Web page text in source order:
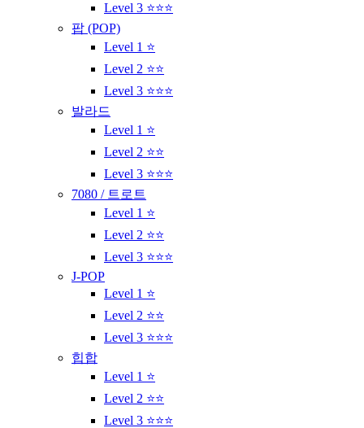
Level 3 ⭐⭐⭐
팝 (POP)
Level 1 ⭐
Level 2 ⭐⭐
Level 3 ⭐⭐⭐
발라드
Level 1 ⭐
Level 2 ⭐⭐
Level 3 ⭐⭐⭐
7080 / 트로트
Level 1 ⭐
Level 2 ⭐⭐
Level 3 ⭐⭐⭐
J-POP
Level 1 ⭐
Level 2 ⭐⭐
Level 3 ⭐⭐⭐
힙합
Level 1 ⭐
Level 2 ⭐⭐
Level 3 ⭐⭐⭐